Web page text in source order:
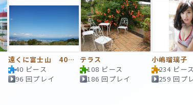
遠くに富士山 40ピース
40 ピース
96 回プレイ
テラス
108 ピース
186 回プレイ
小嶋瑠璃子
234 ピース
259 回プ